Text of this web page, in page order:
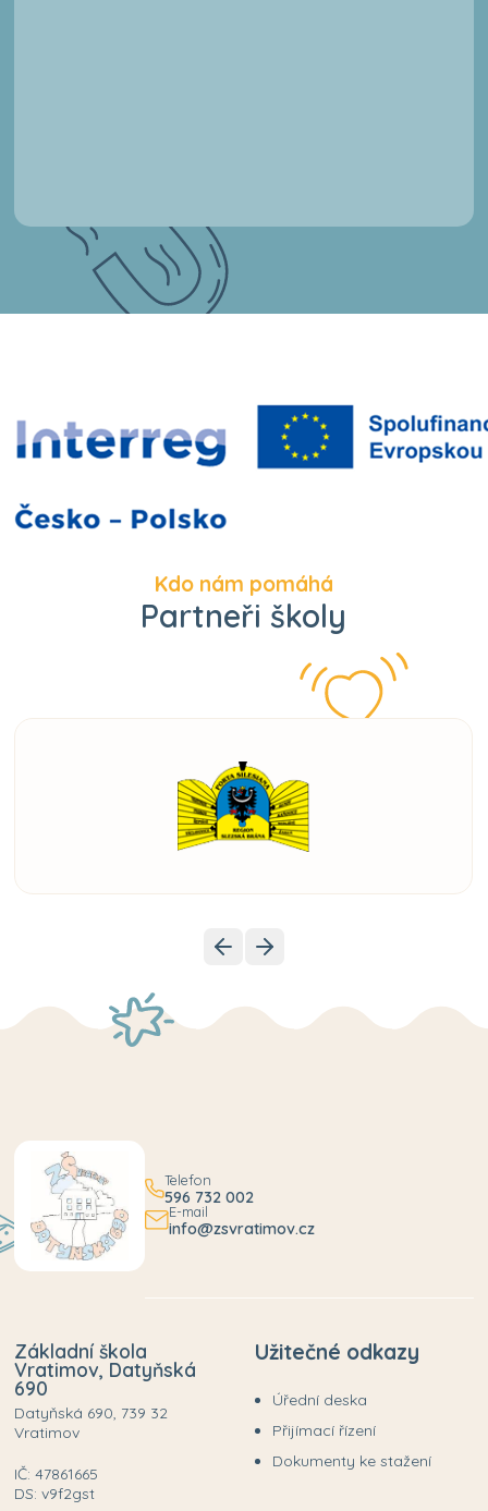
Kdo nám pomáhá
Partneři školy
Telefon
596 732 002
E-mail
info@zsvratimov.cz
Základní škola
Vratimov, Datyňská
690
Datyňská 690, 739 32
Vratimov
IČ: 47861665
DS: v9f2gst
Užitečné odkazy
Úřední deska
Přijímací řízení
Dokumenty ke stažení